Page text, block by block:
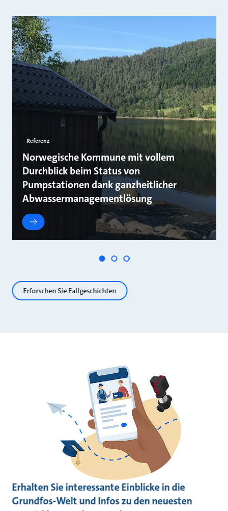
Referenz
Norwegische Kommune mit vollem
Durchblick beim Status von
Pumpstationen dank ganzheitlicher
Abwassermanagementlösung
Erforschen Sie Fallgeschichten
Erhalten Sie interessante Einblicke in die
Grundfos-Welt und Infos zu den neuesten